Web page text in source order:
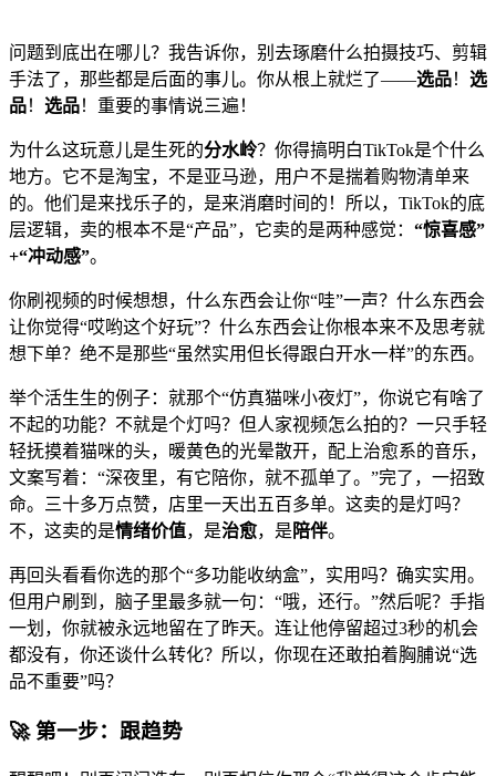
问题到底出在哪儿？我告诉你，别去琢磨什么拍摄技巧、剪辑
手法了，那些都是后面的事儿。你从根上就烂了——选品！ 选
品！ 选品！重要的事情说三遍！
为什么这玩意儿是生死的分水岭？你得搞明白TikTok是个什么
地方。它不是淘宝，不是亚马逊，用户不是揣着购物清单来
的。他们是来找乐子的，是来消磨时间的！所以，TikTok的底
层逻辑，卖的根本不是“产品”，它卖的是两种感觉： “惊喜感”
+“冲动感”。
你刷视频的时候想想，什么东西会让你“哇”一声？什么东西会
让你觉得“哎哟这个好玩”？什么东西会让你根本来不及思考就
想下单？绝不是那些“虽然实用但长得跟白开水一样”的东西。
举个活生生的例子：就那个“仿真猫咪小夜灯”，你说它有啥了
不起的功能？不就是个灯吗？但人家视频怎么拍的？一只手轻
轻抚摸着猫咪的头，暖黄色的光晕散开，配上治愈系的音乐，
文案写着：“深夜里，有它陪你，就不孤单了。”完了，一招致
命。三十多万点赞，店里一天出五百多单。这卖的是灯吗？
不，这卖的是情绪价值，是治愈，是 陪伴。
再回头看看你选的那个“多功能收纳盒”，实用吗？确实实用。
但用户刷到，脑子里最多就一句：“哦，还行。”然后呢？手指
一划，你就被永远地留在了昨天。连让他停留超过3秒的机会
都没有，你还谈什么转化？所以，你现在还敢拍着胸脯说“选
品不重要”吗？
🚀 第一步：跟趋势